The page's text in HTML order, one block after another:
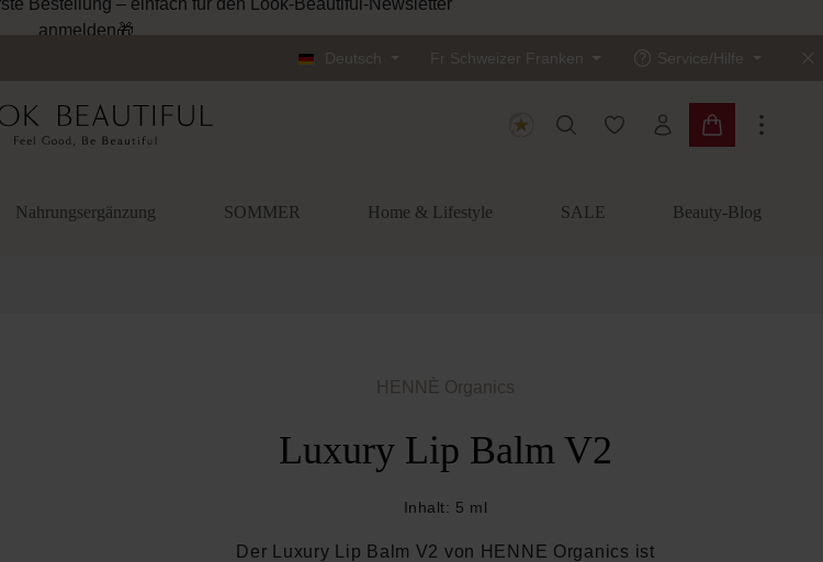
Deutsch Fr Schweizer Franken Service/Hilfe
Du hast 0 Produkte auf
Warenkorb
Nahrungsergänzung SOMMER Home & Lifestyle SALE Beauty-Blog
HENNÈ Organics
Luxury Lip Balm V2
Inhalt: 5 ml
Der Luxury Lip Balm V2 von HENNE Organics ist